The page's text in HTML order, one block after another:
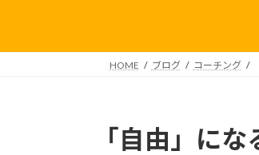
プ
動
HOME ブログ コーチング
「自由」に